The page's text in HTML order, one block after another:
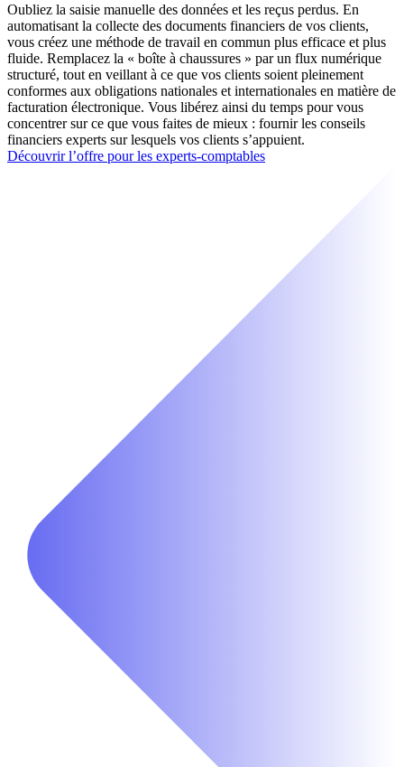
Oubliez la saisie manuelle des données et les reçus perdus. En
automatisant la collecte des documents financiers de vos clients,
vous créez une méthode de travail en commun plus efficace et plus
fluide. Remplacez la « boîte à chaussures » par un flux numérique
structuré, tout en veillant à ce que vos clients soient pleinement
conformes aux obligations nationales et internationales en matière de
facturation électronique. Vous libérez ainsi du temps pour vous
concentrer sur ce que vous faites de mieux : fournir les conseils
financiers experts sur lesquels vos clients s’appuient.
Découvrir l’offre pour les experts-comptables